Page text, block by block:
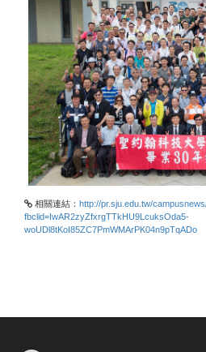
相關連結： http://pr.sju.edu.tw/
fbclid=IwAR2zyZfxrgTTkHU9LcuksOda5-
woUDl8tKoI85ZC7PmWMArPK04n9pTqADo